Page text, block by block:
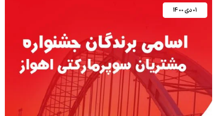
۰۱ دی ۱۴۰۰